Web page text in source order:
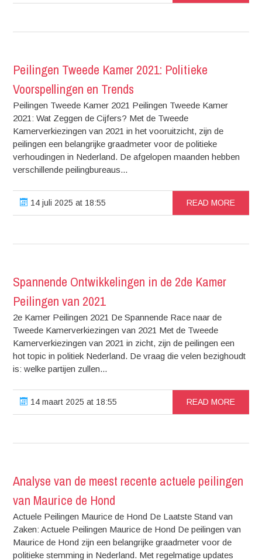
Peilingen Tweede Kamer 2021: Politieke
Voorspellingen en Trends
Peilingen Tweede Kamer 2021 Peilingen Tweede Kamer
2021: Wat Zeggen de Cijfers? Met de Tweede
Kamerverkiezingen van 2021 in het vooruitzicht, zijn de
peilingen een belangrijke graadmeter voor de politieke
verhoudingen in Nederland. De afgelopen maanden hebben
verschillende peilingbureaus...
14 juli 2025 at 18:55 READ MORE
Spannende Ontwikkelingen in de 2de Kamer
Peilingen van 2021
2e Kamer Peilingen 2021 De Spannende Race naar de
Tweede Kamerverkiezingen van 2021 Met de Tweede
Kamerverkiezingen van 2021 in zicht, zijn de peilingen een
hot topic in politiek Nederland. De vraag die velen bezighoudt
is: welke partijen zullen...
14 maart 2025 at 18:55 READ MORE
Analyse van de meest recente actuele peilingen
van Maurice de Hond
Actuele Peilingen Maurice de Hond De Laatste Stand van
Zaken: Actuele Peilingen Maurice de Hond De peilingen van
Maurice de Hond zijn een belangrijke graadmeter voor de
politieke stemming in Nederland. Met regelmatige updates